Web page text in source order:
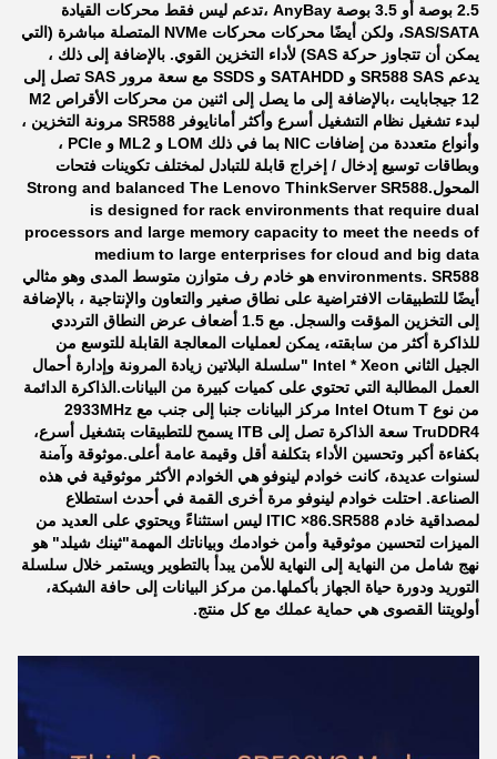
2.5 بوصة أو 3.5 بوصة AnyBay ،تدعم ليس فقط محركات القيادة
SAS/SATA، ولكن أيضًا محركات محركات NVMe المتصلة مباشرة (التي
يمكن أن تتجاوز حركة SAS) لأداء التخزين القوي. بالإضافة إلى ذلك ،
يدعم SR588 SAS و SATAHDD و SSDS مع سعة مرور SAS تصل إلى
12 جيجابايت ،بالإضافة إلى ما يصل إلى اثنين من محركات الأقراص M2
لبدء تشغيل نظام التشغيل أسرع وأكثر أمانايوفر SR588 مرونة التخزين ،
وأنواع متعددة من إضافات NIC بما في ذلك LOM و ML2 و PCle ،
وبطاقات توسيع إدخال / إخراج قابلة للتبادل لمختلف تكوينات فتحات
المحول.Strong and balanced The Lenovo ThinkServer SR588
is designed for rack environments that require dual
processors and large memory capacity to meet the needs of
medium to large enterprises for cloud and big data
environments. SR588 هو خادم رف متوازن متوسط المدى وهو مثالي
أيضًا للتطبيقات الافتراضية على نطاق صغير والتعاون والإنتاجية ، بالإضافة
إلى التخزين المؤقت والسجل. مع 1.5 أضعاف عرض النطاق الترددي
للذاكرة أكثر من سابقته، يمكن لعمليات المعالجة القابلة للتوسع من
الجيل الثاني Intel * Xeon "سلسلة البلاتين زيادة المرونة وإدارة أحمال
العمل المطالبة التي تحتوي على كميات كبيرة من البيانات.الذاكرة الدائمة
من نوع Intel Otum T مركز البيانات جنبا إلى جنب مع 2933MHz
TruDDR4 سعة الذاكرة تصل إلى ITB يسمح للتطبيقات بتشغيل أسرع،
بكفاءة أكبر وتحسين الأداء بتكلفة أقل وقيمة عامة أعلى.موثوقة وآمنة
لسنوات عديدة، كانت خوادم لينوفو هي الخوادم الأكثر موثوقية في هذه
الصناعة. احتلت خوادم لينوفو مرة أخرى القمة في أحدث استطلاع
لمصداقية خادم ITIC ×86.SR588 ليس استثناءً ويحتوي على العديد من
الميزات لتحسين موثوقية وأمن خوادمك وبياناتك المهمة"ثينك شيلد" هو
نهج شامل من النهاية إلى النهاية للأمن يبدأ بالتطوير ويستمر خلال سلسلة
التوريد ودورة حياة الجهاز بأكملها.من مركز البيانات إلى حافة الشبكة،
أولويتنا القصوى هي حماية عملك مع كل منتج.